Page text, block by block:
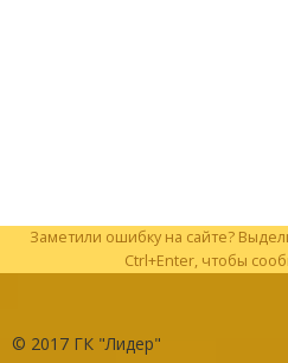
Заметили ошибку на сайте?
Ctrl+Enter, чтобы
© 2017 ГК "Лидер"